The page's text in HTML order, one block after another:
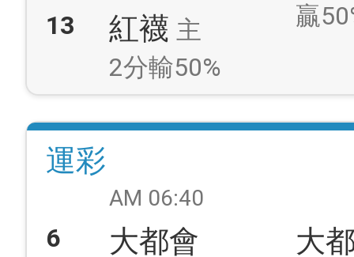
13 紅襪 主
2分輸50%
贏
運彩
AM 06:40
6 大都會 大